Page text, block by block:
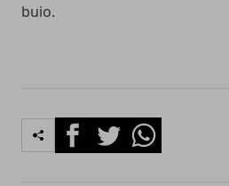
buio.
FacebookTwitterWhatsapp